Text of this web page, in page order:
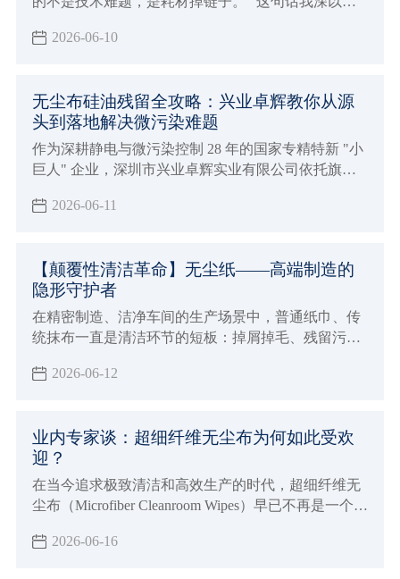
年来做的就是这件事：把所有可能掉链子的地方，提
2026-06-10
无尘布硅油残留全攻略：兴业卓辉教你从源
头到落地解决微污染难题
作为深耕静电与微污染控制 28 年的国家专精特新 "小
巨人" 企业，深圳市兴业卓辉实业有限公司依托旗下
大品牌矩阵，打造了从无硅材料研发到全流程检测验
2026-06-11
【颠覆性清洁革命】无尘纸——高端制造的
隐形守护者
在精密制造、洁净车间的生产场景中，普通纸巾、传
统抹布一直是清洁环节的短板：掉屑掉毛、残留污
产品良率。兴业卓辉施克林无尘纸作为专为高端洁净
业洁净生产的核心配套产品。
2026-06-12
业内专家谈：超细纤维无尘布为何如此受欢
迎？
在当今追求极致清洁和高效生产的时代，超细纤维无
尘布（Microfiber Cleanroom Wipes）早已不再是一个陌
疗健康领域，这种不起眼的布料正以其卓越的性能，
2026-06-16